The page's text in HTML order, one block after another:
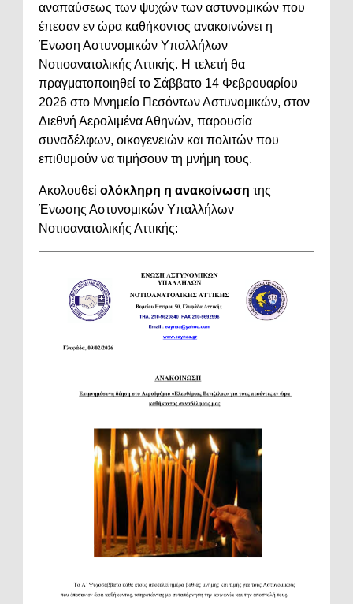
αναπαύσεως των ψυχών των αστυνομικών που
έπεσαν εν ώρα καθήκοντος ανακοινώνει η
Ένωση Αστυνομικών Υπαλλήλων
Νοτιοανατολικής Αττικής. Η τελετή θα
πραγματοποιηθεί το Σάββατο 14 Φεβρουαρίου
2026 στο Μνημείο Πεσόντων Αστυνομικών, στον
Διεθνή Αερολιμένα Αθηνών, παρουσία
συναδέλφων, οικογενειών και πολιτών που
επιθυμούν να τιμήσουν τη μνήμη τους.
Ακολουθεί ολόκληρη η ανακοίνωση της
Ένωσης Αστυνομικών Υπαλλήλων
Νοτιοανατολικής Αττικής: